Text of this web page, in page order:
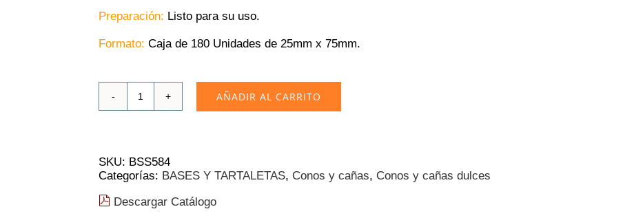
Preparación: Listo para su uso.
Formato: Caja de 180 Unidades de 25mm x 75mm.
Mini
Amarillo
|
180
Unid.
AÑADIR AL CARRITO
SKU: BSS584
Categorías: BASES Y TARTALETAS, Conos y cañas, Conos y cañas dulces
Descargar Catálogo